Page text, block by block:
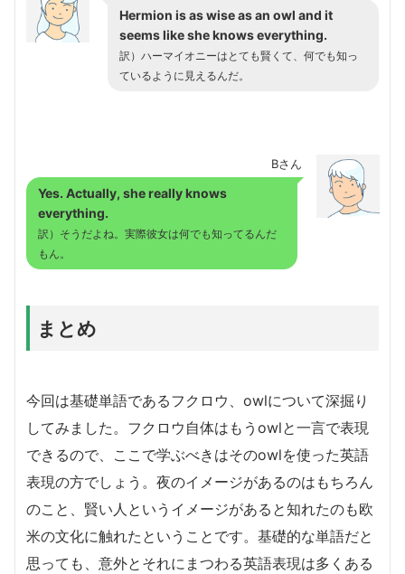
Hermion is as wise as an owl and it
seems like she knows everything.
訳）ハーマイオニーはとても賢くて、何でも知っ
ているように見えるんだ。
Bさん
Yes. Actually, she really knows
everything.
訳）そうだよね。実際彼女は何でも知ってるんだ
もん。
まとめ
今回は基礎単語であるフクロウ、owlについて深掘り
してみました。フクロウ自体はもうowlと一言で表現
できるので、ここで学ぶべきはそのowlを使った英語
表現の方でしょう。夜のイメージがあるのはもちろん
のこと、賢い人というイメージがあると知れたのも欧
米の文化に触れたということです。基礎的な単語だと
思っても、意外とそれにまつわる英語表現は多くある